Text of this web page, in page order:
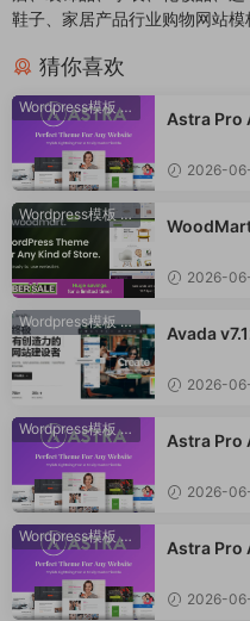
鞋子、家居产品行业购物网站模
猜你喜欢
Wordpress模板· WooCommerce主题
Astra Pro
的完美主
模板时尚
店、装饰
2026-
Wordpress模板· WooCommerce主题
电商独立
品、运动
mmerce主
2026-
Wordpress模板· WooCommerce主题
Avada
板时尚电
产品行业购
2026-
Wordpress模板· WooCommerce主题
Astra Pro
用于一般
装饰品、
行业购物
2026-
Wordpress模板· WooCommerce主题
Astra Pro
用于一般
2026-